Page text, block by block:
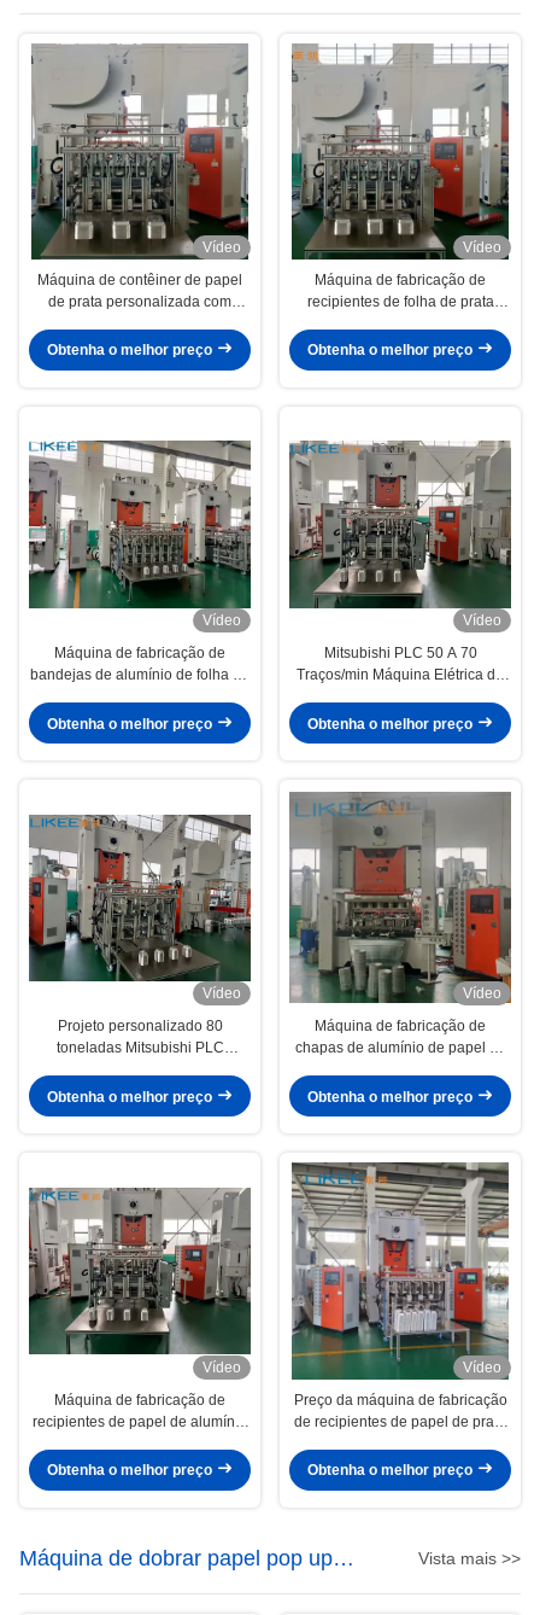
de prata
Vídeo
Máquina de contêiner de papel
de prata personalizada com
900MM
Obtenha o melhor preço
Vídeo
Máquina de fabricação de
recipientes de folha de prata
trabalho de 1100 * 900MM
Obtenha o melhor preço
Vídeo
Máquina de fabricação de
bandejas de alumínio de folha de
de 35 a 70 traços/minuto com
aparência de quadro H
Obtenha o melhor preço
Vídeo
Mitsubishi PLC 50 A 70
Traços/min Máquina Elétrica de
de alumínio
Obtenha o melhor preço
Vídeo
Projeto personalizado 80
toneladas Mitsubishi PLC
Making
Obtenha o melhor preço
Vídeo
Máquina de fabricação de
chapas de alumínio de papel de
Obtenha o melhor preço
Vídeo
Máquina de fabricação de
recipientes de papel de alumínio
equipada com motor Siemens
Obtenha o melhor preço
Vídeo
Preço da máquina de fabricação
de recipientes de papel de prata
um trabalho
Obtenha o melhor preço
Máquina de dobrar papel pop up
WAX
Vista mais >>